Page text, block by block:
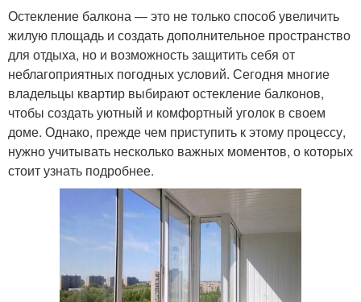
Остекление балкона — это не только способ увеличить
жилую площадь и создать дополнительное пространство
для отдыха, но и возможность защитить себя от
неблагоприятных погодных условий. Сегодня многие
владельцы квартир выбирают остекление балконов,
чтобы создать уютный и комфортный уголок в своем
доме. Однако, прежде чем приступить к этому процессу,
нужно учитывать несколько важных моментов, о которых
стоит узнать подробнее.